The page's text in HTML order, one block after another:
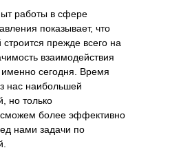
работы в сфере
показывает, что
строится прежде всего на
взаимодействия
сегодня. Время
нас наибольшей
но только
более эффективно
нами задачи по